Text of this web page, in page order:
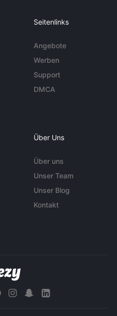
Seitenlinks
Angebote
Werben
Support
DMCA
Über Uns
Über uns
Unser Team
Unser Blog
Kontakt